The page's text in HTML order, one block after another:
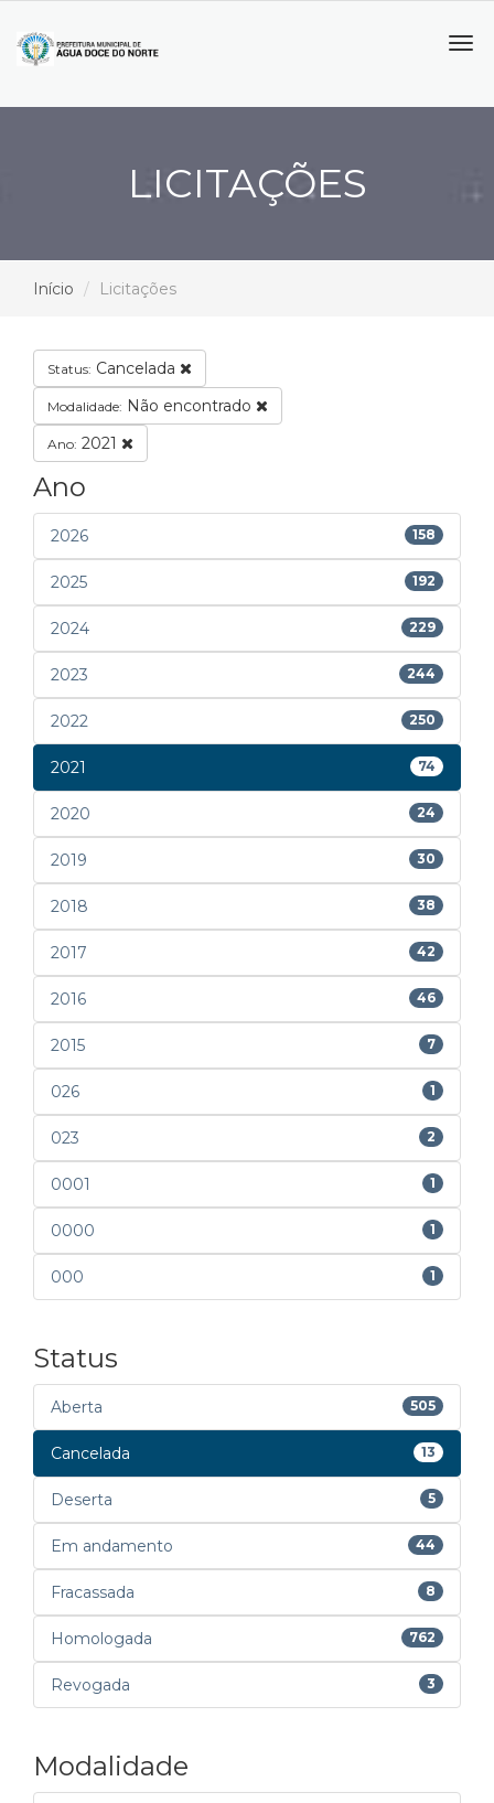
LICITAÇÕES
Início Licitações
Status: Cancelada
Modalidade: Não encontrado
Ano: 2021
Ano
2026 158
2025 192
2024 229
2023 244
2022 250
2021 74
2020 24
2019 30
2018 38
2017 42
2016 46
2015 7
026 1
023 2
0001 1
0000 1
000 1
Status
Aberta 505
Cancelada 13
Deserta 5
Em andamento 44
Fracassada 8
Homologada 762
Revogada 3
Modalidade